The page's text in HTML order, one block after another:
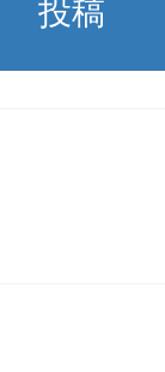
投稿